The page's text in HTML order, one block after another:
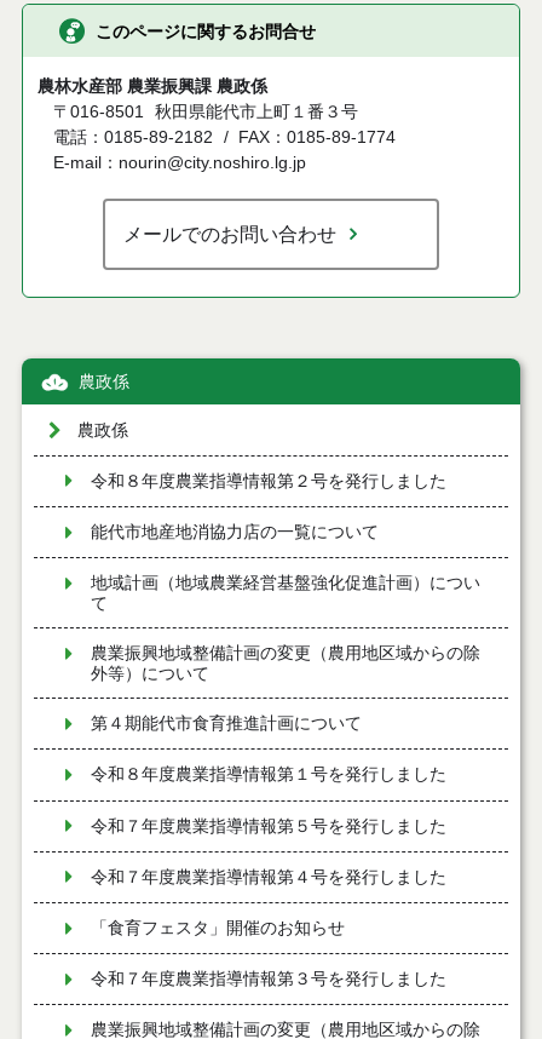
このページに関するお問合せ
農林水産部 農業振興課 農政係
〒016-8501 秋田県能代市上町１番３号
電話：0185-89-2182
FAX：0185-89-1774
E-mail：nourin@city.noshiro.lg.jp
メールでのお問い合わせ
農政係
農政係
令和８年度農業指導情報第２号を発行しました
能代市地産地消協力店の一覧について
地域計画（地域農業経営基盤強化促進計画）につい
て
農業振興地域整備計画の変更（農用地区域からの除
外等）について
第４期能代市食育推進計画について
令和８年度農業指導情報第１号を発行しました
令和７年度農業指導情報第５号を発行しました
令和７年度農業指導情報第４号を発行しました
「食育フェスタ」開催のお知らせ
令和７年度農業指導情報第３号を発行しました
農業振興地域整備計画の変更（農用地区域からの除